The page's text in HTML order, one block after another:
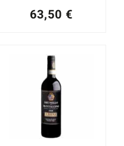
63,50 €